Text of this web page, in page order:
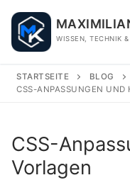
content
WISSEN, TECHNIK &
STARTSEITE
BLOG
CSS-ANPASSUNGEN UND
CSS-
Vorlagen